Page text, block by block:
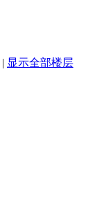
| 显示全部楼层